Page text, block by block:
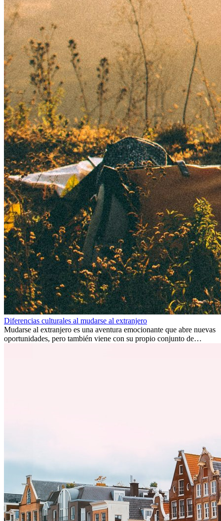
Diferencias culturales al mudarse al extranjero
Mudarse al extranjero es una aventura emocionante que abre nuevas
oportunidades, pero también viene con su propio conjunto de